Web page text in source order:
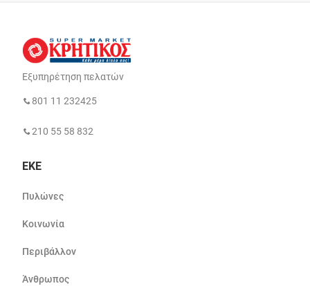
Εξυπηρέτηση πελατών
801 11 232425
210 55 58 832
ΕΚΕ
Πυλώνες
Κοινωνία
Περιβάλλον
Άνθρωπος